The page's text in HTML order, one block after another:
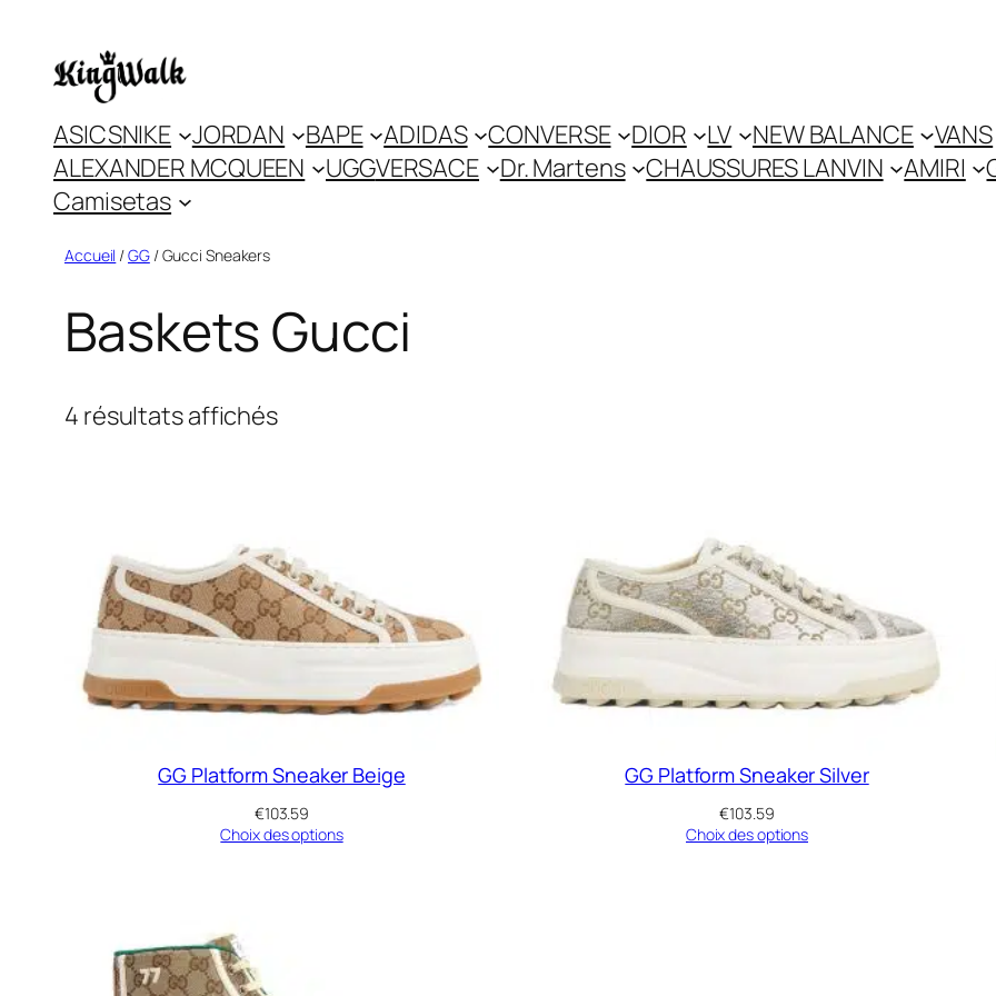
content
ASICSNIKE JORDAN BAPE ADIDAS CONVERSE DIOR LV NEW BALANCE VANS
ALEXANDER MCQUEEN
UGGVERSACE Dr. Martens CHAUSSURES LANVIN AMIRI
Camisetas
Accueil /GG/ Gucci Sneakers
Baskets Gucci
4 résultats affichés
GG Platform Sneaker Beige
€103.59
Choix des options
GG Platform Sneaker Silver
€103.59
Choix des options